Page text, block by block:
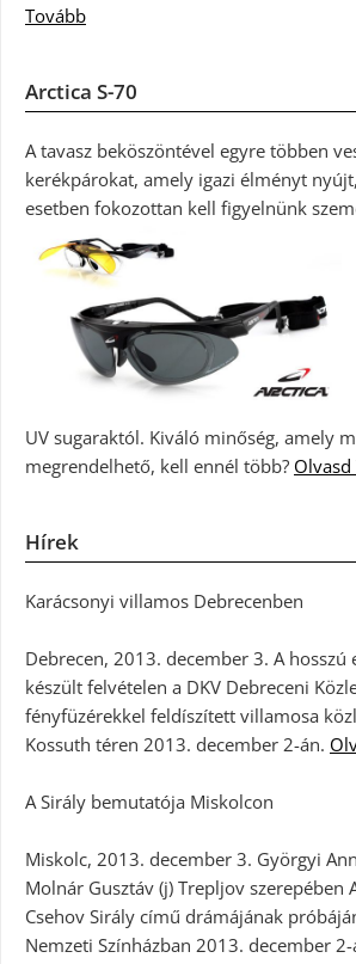
Tovább
Arctica S-70
A tavasz beköszöntével egyre többen
kerékpárokat, amely igazi élményt
esetben fokozottan kell figyelnünk
UV sugaraktól. Kiváló minőség, amely
megrendelhető, kell ennél több?
Hírek
Karácsonyi villamos Debrecenben
Debrecen, 2013. december 3. A hosszú
készült felvételen a DKV Debreceni
fényfüzérekkel feldíszített villamosa
Kossuth téren 2013. december 2-án.
A Sirály bemutatója Miskolcon
Miskolc, 2013. december 3. Györgyi
Molnár Gusztáv (j) Trepljov szerepében
Csehov Sirály című drámájának
Nemzeti Színházban 2013. december 2-